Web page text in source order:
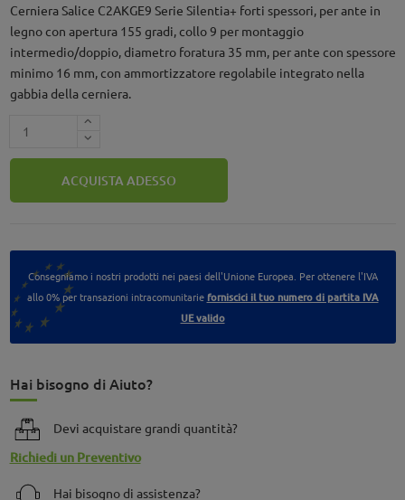
Cerniera Salice C2AKGE9 Serie Silentia+ forti spessori, per ante in
legno con apertura 155 gradi, collo 9 per montaggio
intermedio/doppio, diametro foratura 35 mm, per ante con spessore
minimo 16 mm, con ammortizzatore regolabile integrato nella
gabbia della cerniera.
ACQUISTA ADESSO
Consegniamo i nostri prodotti nei paesi dell'Unione Europea. Per ottenere l'IVA
allo 0% per transazioni intracomunitarie forniscici il tuo numero di partita IVA
UE valido
Hai bisogno di Aiuto?
Devi acquistare grandi quantità?
Richiedi un Preventivo
Hai bisogno di assistenza?